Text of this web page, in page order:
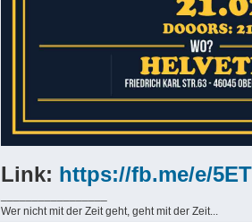
Link: https://fb.me/e/
Wer nicht mit der Zeit geht, geht mit der Zeit...